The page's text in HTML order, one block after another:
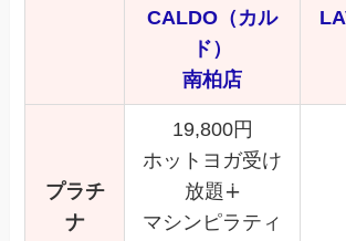
CALDO（カル
ド）
南柏店
プラチ
ナ
19,800円
ホットヨガ受け
放題∔
マシンピラティ